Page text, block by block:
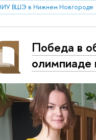
ВШЭ в Нижнем Новгороде
Победа в
олимпиаде